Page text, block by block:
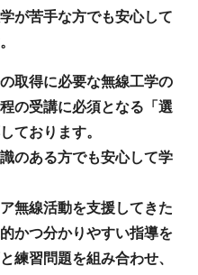
が苦手な方でも安心して
取得に必要な無線工学の
の受講に必須となる「選
ております。
のある方でも安心して学
無線活動を支援してきた
かつ分かりやすい指導を
練習問題を組み合わせ、